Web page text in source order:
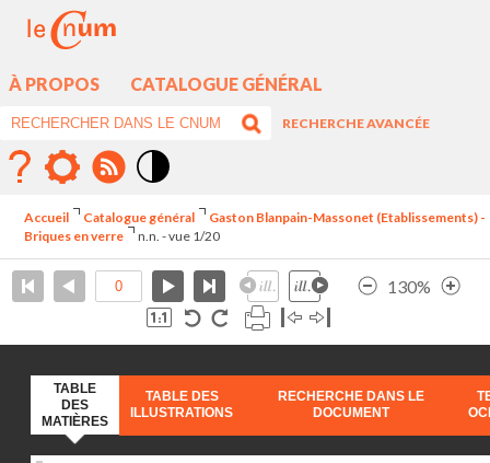
À PROPOS CATALOGUE GÉNÉRAL
RECHERCHE AVANCÉE
élévé
Accueil Catalogue général
Gaston Blanpain-Massonet (Etablissements) -
Briques en verre
n.n. - vue 1/20
130%
TABLE
DES
MATIÈRES
TABLE DES
ILLUSTRATIONS
RECHERCHE DANS LE
DOCUMENT